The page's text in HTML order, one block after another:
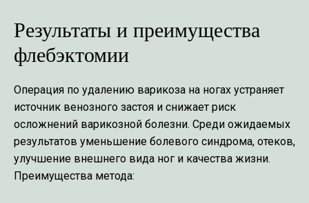
Результаты и преимущества
флебэктомии
Операция по удалению варикоза на ногах устраняет
источник венозного застоя и снижает риск
осложнений варикозной болезни. Среди ожидаемых
результатов уменьшение болевого синдрома, отеков,
улучшение внешнего вида ног и качества жизни.
Преимущества метода: